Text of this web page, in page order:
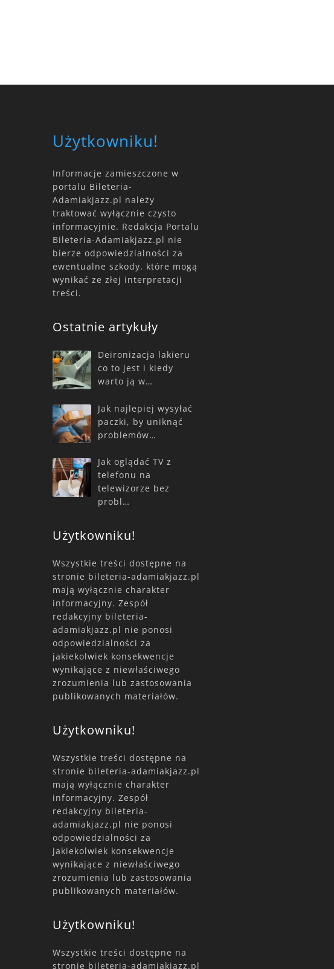
Użytkowniku!
Informacje zamieszczone w
portalu Bileteria-
Adamiakjazz.pl należy
traktować wyłącznie czysto
informacyjnie. Redakcja Portalu
Bileteria-Adamiakjazz.pl nie
bierze odpowiedzialności za
ewentualne szkody, które mogą
wynikać ze złej interpretacji
treści.
Ostatnie artykuły
Deironizacja lakieru
co to jest i kiedy
warto ją w…
Jak najlepiej wysyłać
paczki, by uniknąć
problemów…
Jak oglądać TV z
telefonu na
telewizorze bez
probl…
Użytkowniku!
Wszystkie treści dostępne na
stronie bileteria-adamiakjazz.pl
mają wyłącznie charakter
informacyjny. Zespół
redakcyjny bileteria-
adamiakjazz.pl nie ponosi
odpowiedzialności za
jakiekolwiek konsekwencje
wynikające z niewłaściwego
zrozumienia lub zastosowania
publikowanych materiałów.
Użytkowniku!
Wszystkie treści dostępne na
stronie bileteria-adamiakjazz.pl
mają wyłącznie charakter
informacyjny. Zespół
redakcyjny bileteria-
adamiakjazz.pl nie ponosi
odpowiedzialności za
jakiekolwiek konsekwencje
wynikające z niewłaściwego
zrozumienia lub zastosowania
publikowanych materiałów.
Użytkowniku!
Wszystkie treści dostępne na
stronie bileteria-adamiakjazz.pl